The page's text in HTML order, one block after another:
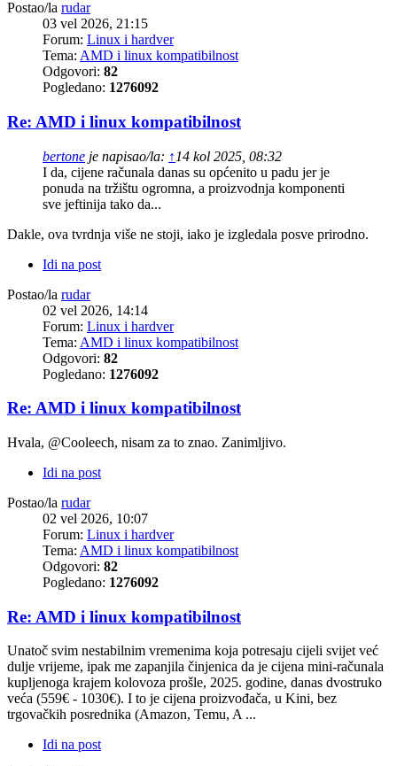
Postao/la rudar
03 vel 2026, 21:15
Forum: Linux i hardver
Tema: AMD i linux kompatibilnost
Odgovori: 82
Pogledano: 1276092
Re: AMD i linux kompatibilnost
bertone je napisao/la: ↑ 14 kol 2025, 08:32
I da, cijene računala danas su općenito u padu jer je
ponuda na tržištu ogromna, a proizvodnja komponenti
sve jeftinija tako da...
Dakle, ova tvrdnja više ne stoji, iako je izgledala posve prirodno.
Idi na post
Postao/la rudar
02 vel 2026, 14:14
Forum: Linux i hardver
Tema: AMD i linux kompatibilnost
Odgovori: 82
Pogledano: 1276092
Re: AMD i linux kompatibilnost
Hvala, @Cooleech, nisam za to znao. Zanimljivo.
Idi na post
Postao/la rudar
02 vel 2026, 10:07
Forum: Linux i hardver
Tema: AMD i linux kompatibilnost
Odgovori: 82
Pogledano: 1276092
Re: AMD i linux kompatibilnost
Unatoč svim nestabilnim vremenima koja potresaju cijeli svijet već
dulje vrijeme, ipak me zapanjila činjenica da je cijena mini-računala
kupljenoga krajem kolovoza prošle, 2025. godine, danas dvostruko
veća (559€ - 1030€). I to je cijena proizvođača, u Kini, bez
trgovačkih posrednika (Amazon, Temu, A ...
Idi na post